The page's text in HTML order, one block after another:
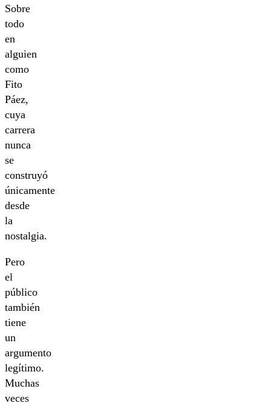
Sobre
todo
en
alguien
como
Fito
Páez,
cuya
carrera
nunca
se
construyó
únicamente
desde
la
nostalgia.
Pero
el
público
también
tiene
un
argumento
legítimo.
Muchas
veces